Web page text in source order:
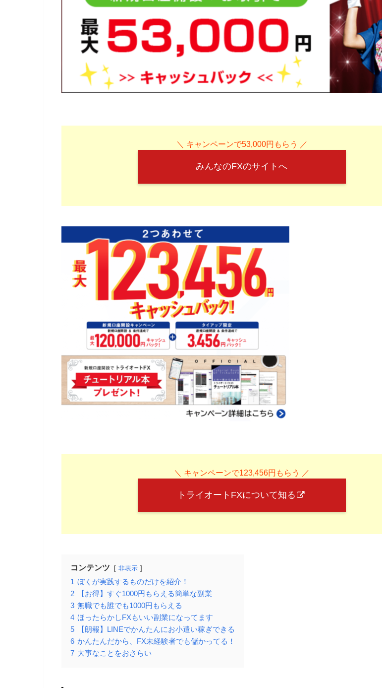
＼ キャンペーンで53,000円もらう ／
みんなのFXのサイトへ
＼ キャンペーンで123,456円もらう ／
トライオートFXについて知る
コンテンツ 非表示
1 ぼくが実践するものだけを紹介！
2
【お得】すぐ1000円もらえる簡単な副業
3 無職でも誰でも1000円もらえる
4 ほったらかしFXもいい副業になってます
5
【朗報】LINEでかんたんにお小遣い稼ぎできる
6 かんたんだから、FX未経験者でも儲かってる！
7 大事なことをおさらい